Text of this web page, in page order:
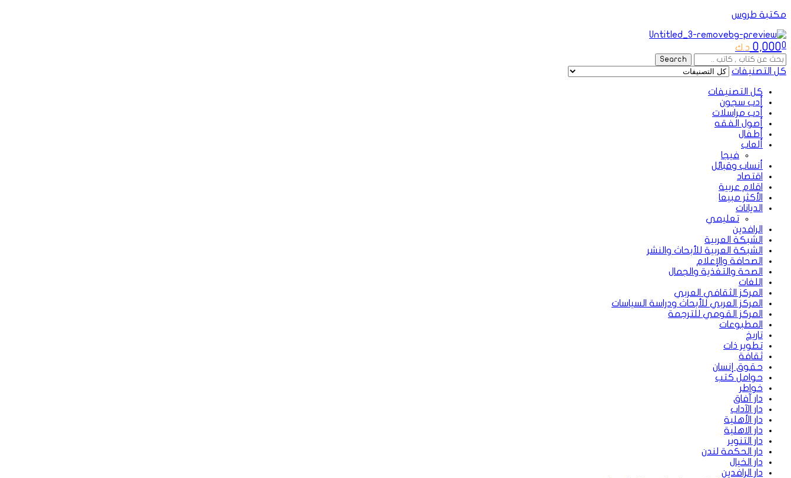
مكتبة طروس
Menu
0
0,000 د.ك
Search
for:
Search
كل التصنيفات
كل التصنيفات
أدب سجون
أدب مراسلات
أصول الفقه
أطفال
ألعاب
فيجا
أنساب وقبائل
اقتصاد
اقلام عربية
الأكثر مبيعا
الديانات
تعليمي
الرافدين
الشبكة العربية
الشبكة العربية للأبحاث والنشر
الصحافة والإعلام
الصحة والتغذية والجمال
اللغات
المركز الثقافي العربي
المركز العربي للأبحاث ودراسة السياسات
المركز القومي للترجمة
المطبوعات
تاريخ
تطوير ذات
ثقافة
حقوق إنسان
حوامل كتب
خواطر
دار آفاق
دار الآداب
دار الأهلية
دار الاهلية
دار التنوير
دار الحكمة لندن
دار الخيال
دار الرافدين